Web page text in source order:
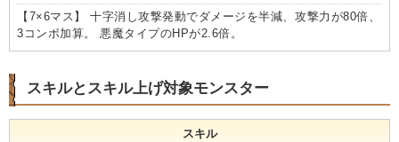
【7×6マス】 十字消し攻撃発動でダメージを半減、攻撃力が80倍、
3コンボ加算。 悪魔タイプのHPが2.6倍。
スキルとスキル上げ対象モンスター
スキル